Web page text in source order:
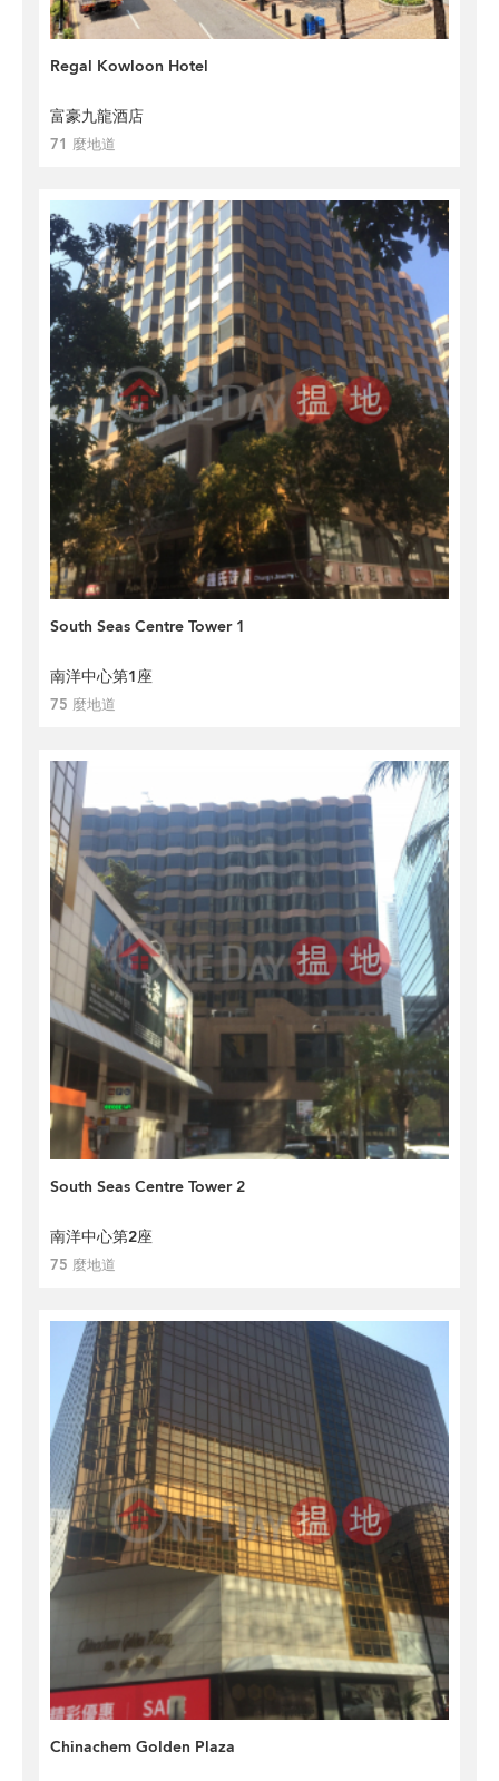
Regal Kowloon Hotel
富豪九龍酒店
71 麼地道
South Seas Centre Tower 1
南洋中心第1座
75 麼地道
South Seas Centre Tower 2
南洋中心第2座
75 麼地道
Chinachem Golden Plaza